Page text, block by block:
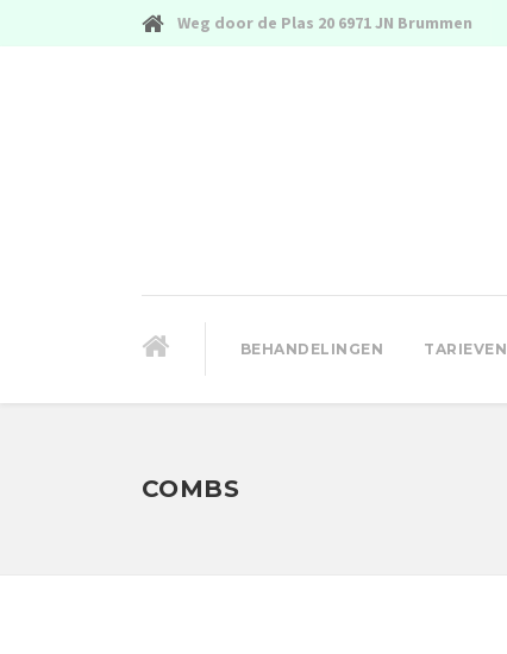
Weg door de Plas 20 6971 JN Brummen
BEHANDELINGEN TARIEVEN
COMBS